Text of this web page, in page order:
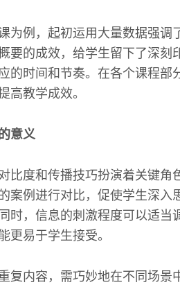
为例，起初运用大量数据强调
要的成效，给学生留下了深
的时间和节奏。在各个课程
高教学成效。
意义
比度和传播技巧扮演着关键
案例进行对比，促使学生深
时，信息的刺激程度可以适
更易于学生接受。
复内容，需巧妙地在不同场